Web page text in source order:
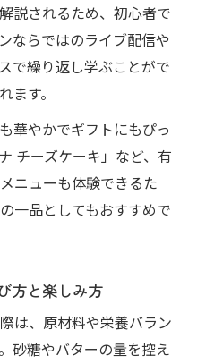
説されるため、初心者で
ならではのライブ配信や
で繰り返し学ぶことがで
ます。
華やかでギフトにもぴっ
チーズケーキ」など、有
ニューも体験できるた
一品としてもおすすめで
方と楽しみ方
は、原材料や栄養バラン
砂糖やバターの量を控え